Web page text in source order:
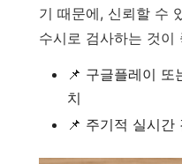
기 때문에, 신뢰할 수
수시로 검사하는 것이
📌 구글플레이 또
치
📌 주기적 실시